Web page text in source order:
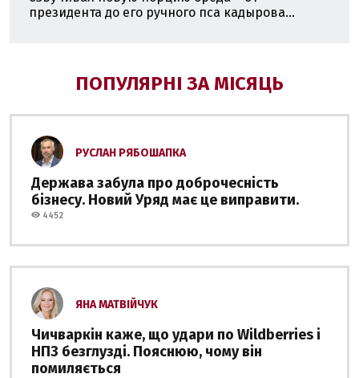
президента до его ручного пса кадырова...
ПОПУЛЯРНІ ЗА МІСЯЦЬ
РУСЛАН РЯБОШАПКА
Держава забула про доброчесність
бізнесу. Новий Уряд має це виправити.
4452
ЯНА МАТВІЙЧУК
Чичваркін каже, що удари по Wildberries і
НПЗ безглузді. Пояснюю, чому він
помиляється